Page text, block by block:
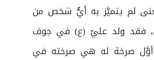
لم يتميَّز به أيُّ شخص من
فقد ولد عليّ (ع) في جوف
أوَّل صرخة له هي صرخته في